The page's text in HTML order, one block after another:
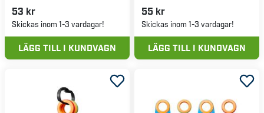
53 kr
Skickas inom 1-3 vardagar!
LÄGG TILL I KUNDVAGN
55 kr
Skickas inom 1-3 vardagar!
LÄGG TILL I KUNDVAGN